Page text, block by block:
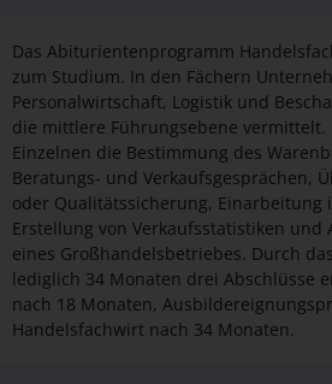
Das Abiturientenprogramm
zum Studium. In den Fächern
Personalwirtschaft, Logistik und
die mittlere Führungsebene
Einzelnen die Bestimmung des
Beratungs- und Verkaufsgesprächen,
oder Qualitätssicherung,
Erstellung von Verkaufsstatistiken
eines Großhandelsbetriebes. Durch
lediglich 34 Monaten drei Abschlüsse
nach 18 Monaten,
Handelsfachwirt nach 34 Monaten.